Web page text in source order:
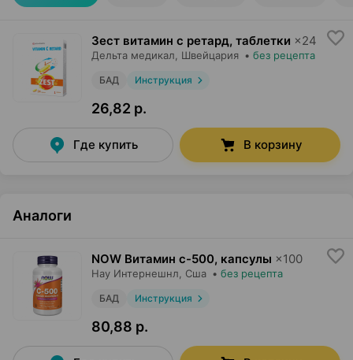
Зест витамин с ретард, таблетки ×24
Дельта медикал , Швейцария • без рецепта
БАД Инструкция
26,82 р.
Где купить В корзину
Аналоги
NOW Витамин с-500, капсулы ×100
Нау Интернешнл , Сша • без рецепта
БАД Инструкция
80,88 р.